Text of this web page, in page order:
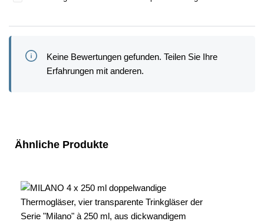
Keine Bewertungen gefunden. Teilen Sie Ihre
Erfahrungen mit anderen.
Produktgalerie überspringen
Ähnliche Produkte